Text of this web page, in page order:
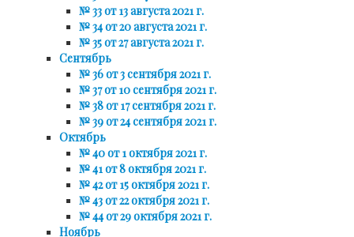
№ 33 от 13 августа 2021 г.
№ 34 от 20 августа 2021 г.
№ 35 от 27 августа 2021 г.
Сентябрь
№ 36 от 3 сентября 2021 г.
№ 37 от 10 сентября 2021 г.
№ 38 от 17 сентября 2021 г.
№ 39 от 24 сентября 2021 г.
Октябрь
№ 40 от 1 октября 2021 г.
№ 41 от 8 октября 2021 г.
№ 42 от 15 октября 2021 г.
№ 43 от 22 октября 2021 г.
№ 44 от 29 октября 2021 г.
Ноябрь